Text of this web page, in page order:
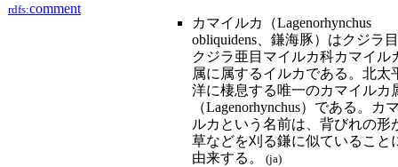
rdfs:comment
カマイルカ（Lagenorhynchus
obliquidens、鎌海豚）はクジラ
クジラ亜目マイルカ科カマイル
属に属するイルカである。北太
洋に棲息する唯一のカマイルカ
（Lagenorhynchus）である。カ
ルカという名前は、背びれの形
草などを刈る鎌に似ていること
由来する。
(ja)